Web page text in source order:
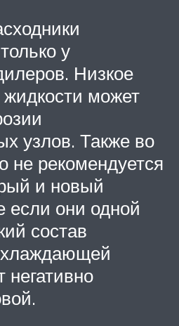
у
Низкое
жидкости может
узлов. Также во
не рекомендуется
и новый
если они одной
состав
негативно